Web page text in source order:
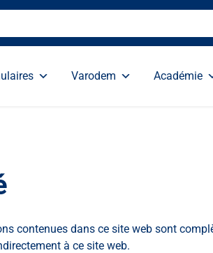
Varodem Académie
contenues dans ce site web sont
à ce site web.